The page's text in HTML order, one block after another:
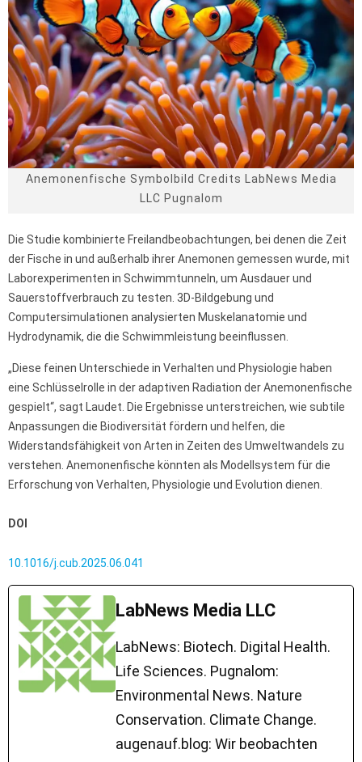
Anemonenfische Symbolbild Credits LabNews Media
LLC Pugnalom
Die Studie kombinierte Freilandbeobachtungen, bei denen die Zeit
der Fische in und außerhalb ihrer Anemonen gemessen wurde, mit
Laborexperimenten in Schwimmtunneln, um Ausdauer und
Sauerstoffverbrauch zu testen. 3D-Bildgebung und
Computersimulationen analysierten Muskelanatomie und
Hydrodynamik, die die Schwimmleistung beeinflussen.
„Diese feinen Unterschiede in Verhalten und Physiologie haben
eine Schlüsselrolle in der adaptiven Radiation der Anemonenfische
gespielt“, sagt Laudet. Die Ergebnisse unterstreichen, wie subtile
Anpassungen die Biodiversität fördern und helfen, die
Widerstandsfähigkeit von Arten in Zeiten des Umweltwandels zu
verstehen. Anemonenfische könnten als Modellsystem für die
Erforschung von Verhalten, Physiologie und Evolution dienen.
DOI
10.1016/j.cub.2025.06.041
LabNews Media LLC
LabNews: Biotech. Digital Health.
Life Sciences. Pugnalom:
Environmental News. Nature
Conservation. Climate Change.
augenauf.blog: Wir beobachten